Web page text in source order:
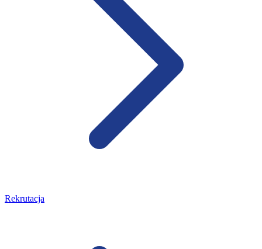
Rekrutacja